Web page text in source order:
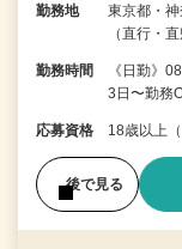
勤務地
東京都・
（直行・直
勤務時間
《日勤》
3日〜勤務
応募資格 18歳以上
後で見る